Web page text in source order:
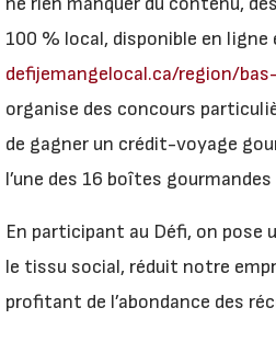
100 % local, disponible en
defijemangelocal.ca/region/
organise des concours
de gagner un crédit-voyage
l’une des 16 boîtes
En participant au Défi, on
le tissu social, réduit notre
profitant de l’abondance des